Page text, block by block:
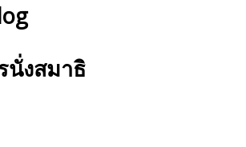
นั่งสมาธิ